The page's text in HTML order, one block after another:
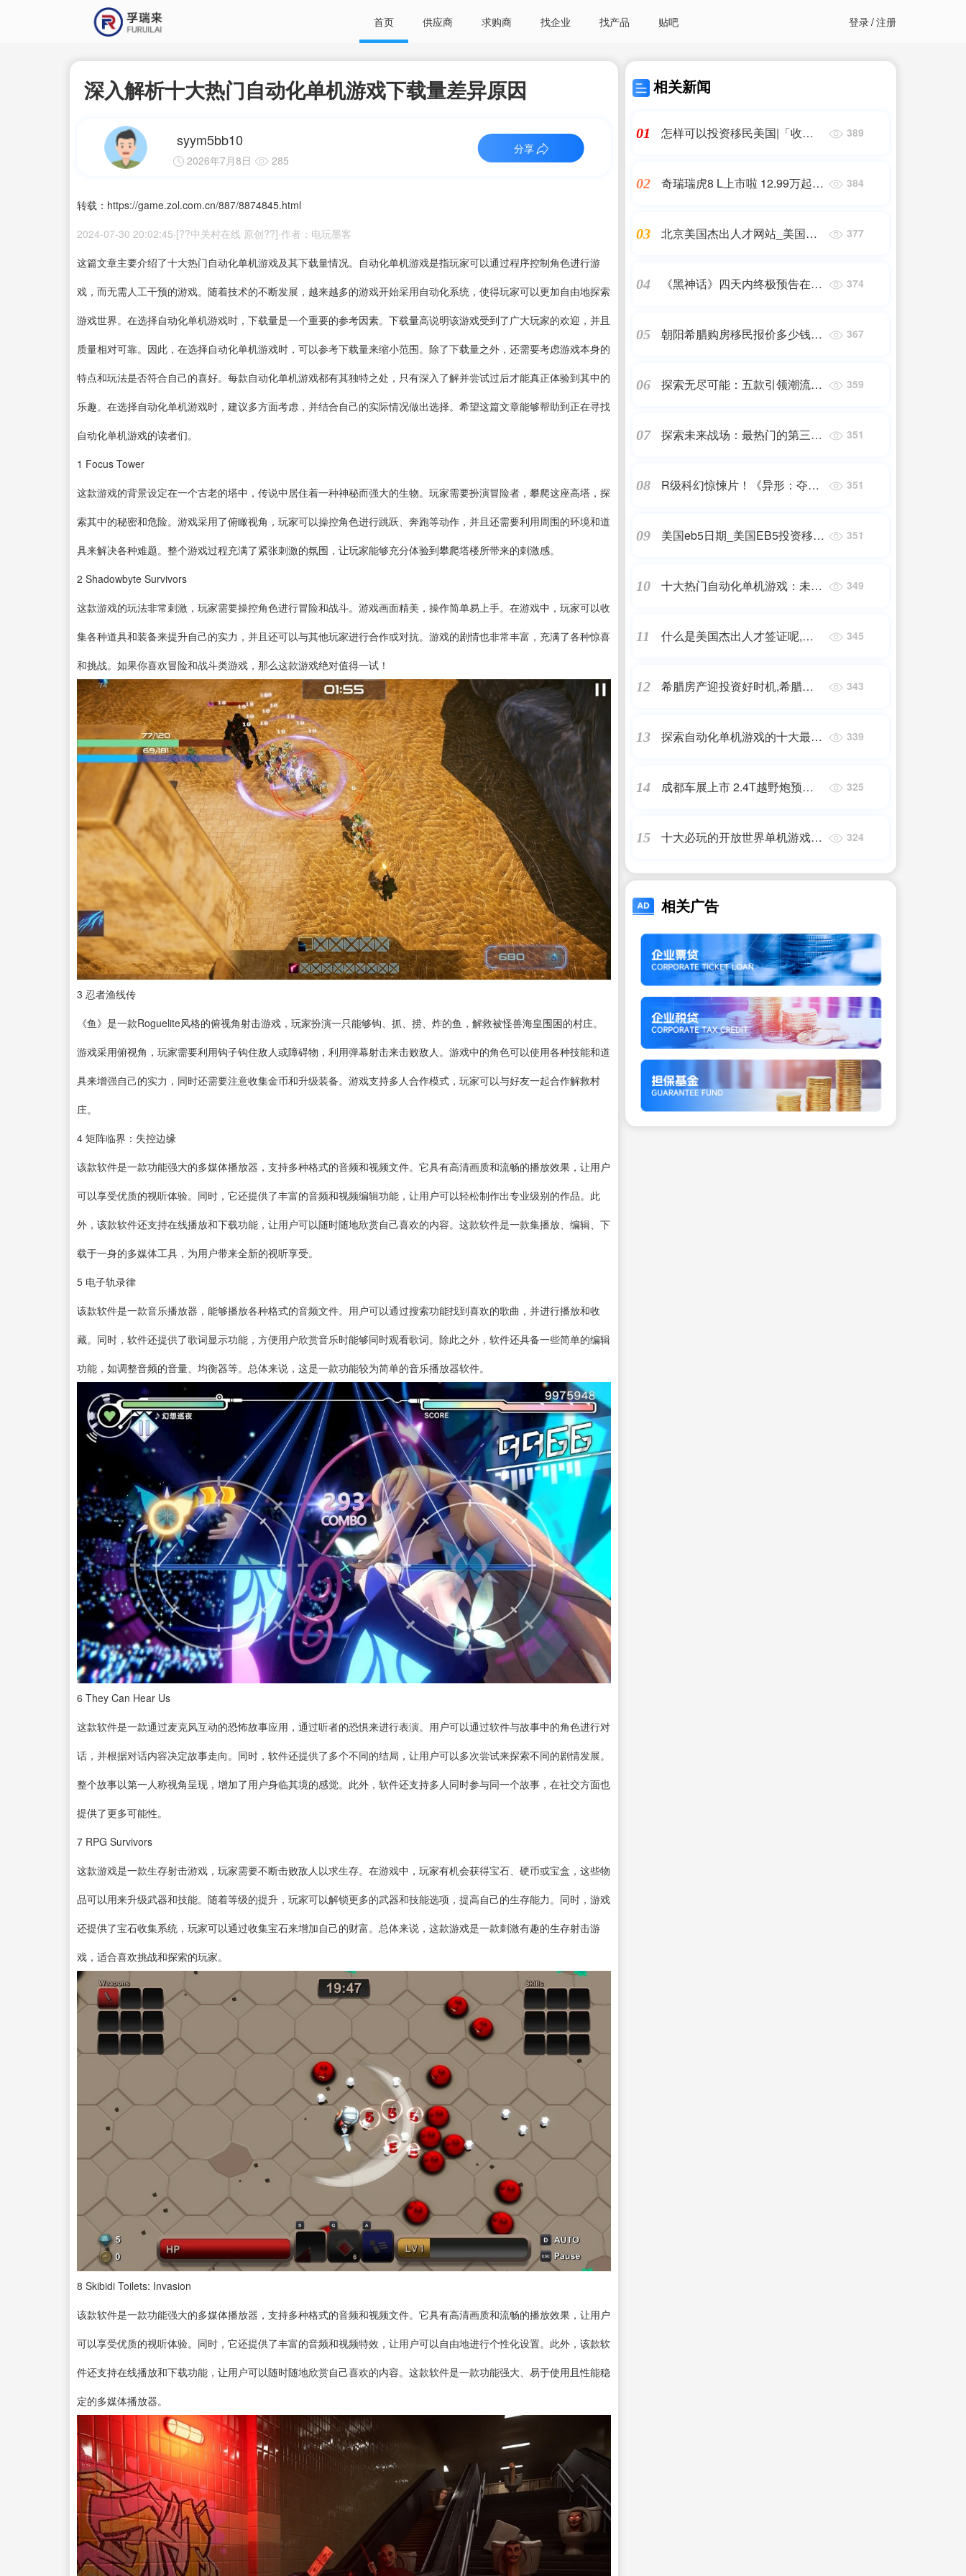
首页 供应商 求购商 找企业 找产品 贴吧 登录/注册
深入解析十大热门自动化单机游戏下载量差异原因
syym5bb10
2026年7月8日 285
分享
转载：https://game.zol.com.cn/887/8874845.html
2024-07-30 20:02:45·[??中关村在线 原创??]·作者：电玩墨客
这篇文章主要介绍了十大热门自动化单机游戏及其下载量情况。自动化单机游戏是指玩家可以通过程序控制角色进行游
戏，而无需人工干预的游戏。随着技术的不断发展，越来越多的游戏开始采用自动化系统，使得玩家可以更加自由地探索
游戏世界。在选择自动化单机游戏时，下载量是一个重要的参考因素。下载量高说明该游戏受到了广大玩家的欢迎，并且
质量相对可靠。因此，在选择自动化单机游戏时，可以参考下载量来缩小范围。除了下载量之外，还需要考虑游戏本身的
特点和玩法是否符合自己的喜好。每款自动化单机游戏都有其独特之处，只有深入了解并尝试过后才能真正体验到其中的
乐趣。在选择自动化单机游戏时，建议多方面考虑，并结合自己的实际情况做出选择。希望这篇文章能够帮助到正在寻找
自动化单机游戏的读者们。
1 Focus Tower
这款游戏的背景设定在一个古老的塔中，传说中居住着一种神秘而强大的生物。玩家需要扮演冒险者，攀爬这座高塔，探
索其中的秘密和危险。游戏采用了俯瞰视角，玩家可以操控角色进行跳跃、奔跑等动作，并且还需要利用周围的环境和道
具来解决各种难题。整个游戏过程充满了紧张刺激的氛围，让玩家能够充分体验到攀爬塔楼所带来的刺激感。
2 Shadowbyte Survivors
这款游戏的玩法非常刺激，玩家需要操控角色进行冒险和战斗。游戏画面精美，操作简单易上手。在游戏中，玩家可以收
集各种道具和装备来提升自己的实力，并且还可以与其他玩家进行合作或对抗。游戏的剧情也非常丰富，充满了各种惊喜
和挑战。如果你喜欢冒险和战斗类游戏，那么这款游戏绝对值得一试！
3 忍者渔线传
《鱼》是一款Roguelite风格的俯视角射击游戏，玩家扮演一只能够钩、抓、捞、炸的鱼，解救被怪兽海皇围困的村庄。
游戏采用俯视角，玩家需要利用钩子钩住敌人或障碍物，利用弹幕射击来击败敌人。游戏中的角色可以使用各种技能和道
具来增强自己的实力，同时还需要注意收集金币和升级装备。游戏支持多人合作模式，玩家可以与好友一起合作解救村
庄。
4 矩阵临界：失控边缘
该款软件是一款功能强大的多媒体播放器 ，支持多种格式的音频和视频文件。它具有高清画质和流畅的播放效果，让用户
可以享受优质的视听体验。同时，它还提供了丰富的音频和视频编辑功能，让用户可以轻松制作出专业级别的作品。此
外，该款软件还支持在线播放和下载功能，让用户可以随时随地欣赏自己喜欢的内容。这款软件是一款集播放、编辑、下
载于一身的多媒体工具，为用户带来全新的视听享受。
5 电子轨录律
该款软件是一款音乐播放器 ，能够播放各种格式的音频文件。用户可以通过搜索功能找到喜欢的歌曲，并进行播放和收
藏。同时，软件还提供了歌词显示功能，方便用户欣赏音乐时能够同时观看歌词。除此之外，软件还具备一些简单的编辑
功能，如调整音频的音量、均衡器等。总体来说，这是一款功能较为简单的音乐播放器软件。
6 They Can Hear Us
这款软件是一款通过麦克风互动的恐怖故事应用，通过听者的恐惧来进行表演。用户可以通过软件与故事中的角色进行对
话，并根据对话内容决定故事走向。同时，软件还提供了多个不同的结局，让用户可以多次尝试来探索不同的剧情发展。
整个故事以第一人称视角呈现，增加了用户身临其境的感觉。此外，软件还支持多人同时参与同一个故事，在社交方面也
提供了更多可能性。
7 RPG Survivors
这款游戏是一款生存射击游戏，玩家需要不断击败敌人以求生存。在游戏中，玩家有机会获得宝石、硬币或宝盒，这些物
品可以用来升级武器和技能。随着等级的提升，玩家可以解锁更多的武器和技能选项，提高自己的生存能力。同时，游戏
还提供了宝石收集系统，玩家可以通过收集宝石来增加自己的财富。总体来说，这款游戏是一款刺激有趣的生存射击游
戏，适合喜欢挑战和探索的玩家。
8 Skibidi Toilets: Invasion
该款软件是一款功能强大的多媒体播放器，支持多种格式的音频和视频文件。它具有高清画质和流畅的播放效果，让用户
可以享受优质的视听体验。同时，它还提供了丰富的音频和视频特效，让用户可以自由地进行个性化设置。此外，该款软
件还支持在线播放和下载功能，让用户可以随时随地欣赏自己喜欢的内容。这款软件是一款功能强大、易于使用且性能稳
定的多媒体播放器。
相关新闻
01
怎样可以投资移民美国|「收藏
389
02
奇瑞瑞虎8 L上市啦 12.99万起！
384
03
北京美国杰出人才网站_美国杰
377
04
《黑神话》四天内终极预告在B
374
05
朝阳希腊购房移民报价多少钱|
367
06
探索无尽可能：五款引领潮流的
359
07
探索未来战场：最热门的第三人
351
08
R级科幻惊悚片！《异形：夺命
351
09
美国eb5日期_美国EB5投资移民
351
10
十大热门自动化单机游戏：未来
349
11
什么是美国杰出人才签证呢,美
345
12
希腊房产迎投资好时机,希腊适
343
13
探索自动化单机游戏的十大最受
339
14
成都车展上市 2.4T越野炮预售
325
15
十大必玩的开放世界单机游戏有
324
相关广告